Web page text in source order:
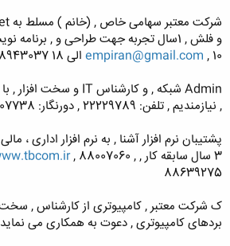
و فلش , 1سال تجربه جهت طراحی و , برنامه نویسی وب سایت ,
empiran@gmail.com , 10 الی 18 88943037
, نیازمندیم , تلفن: 22229789 , دورنگار: 22907738
3 سال سابقه کار ,
, 88007060 ,
88639275
ک شرکت معتبر , کامپیوتری از کارشناس , سخت
بردهای کامپیوتری , دعوت به همکاری می نماید. , ,